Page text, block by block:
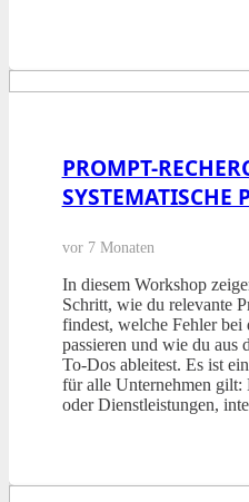
PROMPT-
SYSTEMATISCHE
vor 7 Monaten
In diesem Workshop
Schritt, wie du relevante
findest, welche Fehler
passieren und wie du aus
To-Dos ableitest. Es ist
für alle Unternehmen
oder Dienstleistungen,